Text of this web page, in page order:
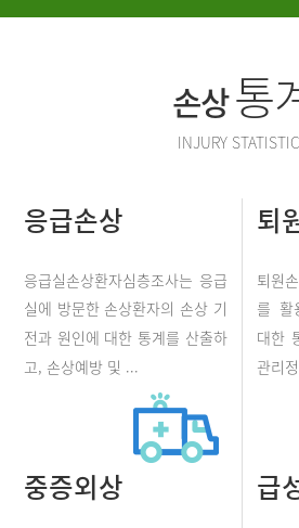
손상통
INJURY
응급손상
응급실손상환자심층조사는 응급
실에 방문한 손상환자의 손상 기
전과 원인에 대한 통계를 산출하
고, 손상예방 및 ...
퇴
퇴원
를 활
대한
관리
중증외상 급